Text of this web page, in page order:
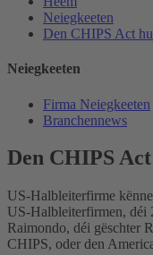
Neiegkeeten
Den CHIPS Act
Neiegkeeten
Firma Neiegkeeten
Branchennews
Den CHIPS
US-Halbleiterfirme
US-Halbleiterfirmen, déi
Raimondo, déi gëschter
CHIPS, oder den